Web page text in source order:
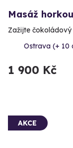
Masáž
Zažijte
Ostrava (+ 10
1 900 Kč
AKCE